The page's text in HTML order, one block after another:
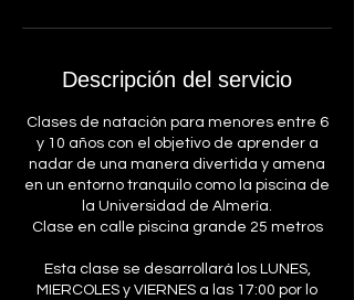
Descripción del servicio
Clases de natación para menores entre 6
y 10 años con el objetivo de aprender a
nadar de una manera divertida y amena
en un entorno tranquilo como la piscina de
la Universidad de Almería.
Clase en calle piscina grande 25 metros
Esta clase se desarrollará los LUNES,
MIERCOLES y VIERNES a las 17:00 por lo